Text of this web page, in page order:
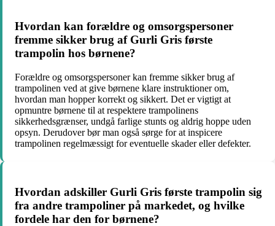
Hvordan kan forældre og omsorgspersoner
fremme sikker brug af Gurli Gris første
trampolin hos børnene?
Forældre og omsorgspersoner kan fremme sikker brug af
trampolinen ved at give børnene klare instruktioner om,
hvordan man hopper korrekt og sikkert. Det er vigtigt at
opmuntre børnene til at respektere trampolinens
sikkerhedsgrænser, undgå farlige stunts og aldrig hoppe uden
opsyn. Derudover bør man også sørge for at inspicere
trampolinen regelmæssigt for eventuelle skader eller defekter.
Hvordan adskiller Gurli Gris første trampolin sig
fra andre trampoliner på markedet, og hvilke
fordele har den for børnene?